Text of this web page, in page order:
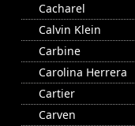
Cacharel
Calvin Klein
Carbine
Carolina Herrera
Cartier
Carven